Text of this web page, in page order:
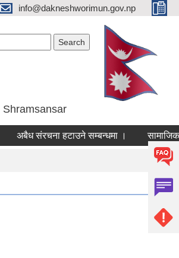
info@dakneshworimun.gov.np
Shramsansar
अबैध संरचना हटाउने सम्बन्धमा । सामाजिक